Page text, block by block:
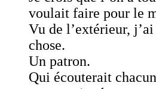
voulait faire pour le
Vu de l’extérieur,
chose.
Un patron.
Qui écouterait